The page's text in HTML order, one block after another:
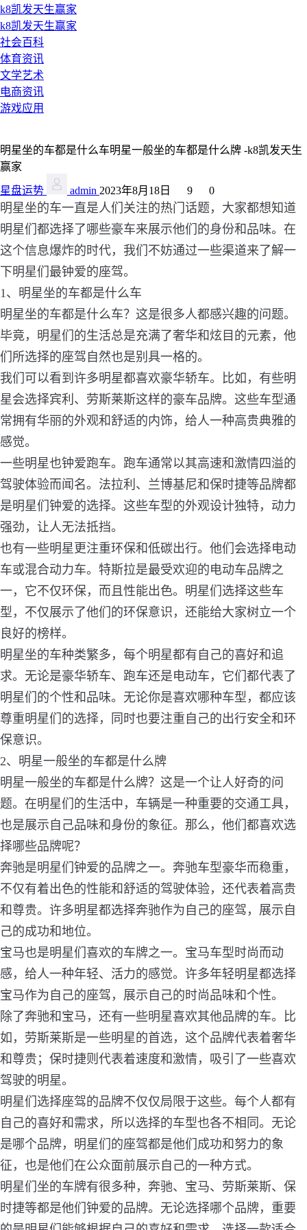
k8凯发天生赢家
k8凯发天生赢家
社会百科
体育资讯
文学艺术
电商资讯
游戏应用
明星坐的车都是什么车明星一般坐的车都是什么牌 -k8凯发天生
赢家
星盘运势 admin 2023年8月18日 9 0
明星坐的车一直是人们关注的热门话题，大家都想知道
明星们都选择了哪些豪车来展示他们的身份和品味。在
这个信息爆炸的时代，我们不妨通过一些渠道来了解一
下明星们最钟爱的座驾。
1、明星坐的车都是什么车
明星坐的车都是什么车？这是很多人都感兴趣的问题。
毕竟，明星们的生活总是充满了奢华和炫目的元素，他
们所选择的座驾自然也是别具一格的。
我们可以看到许多明星都喜欢豪华轿车。比如，有些明
星会选择宾利、劳斯莱斯这样的豪车品牌。这些车型通
常拥有华丽的外观和舒适的内饰，给人一种高贵典雅的
感觉。
一些明星也钟爱跑车。跑车通常以其高速和激情四溢的
驾驶体验而闻名。法拉利、兰博基尼和保时捷等品牌都
是明星们钟爱的选择。这些车型的外观设计独特，动力
强劲，让人无法抵挡。
也有一些明星更注重环保和低碳出行。他们会选择电动
车或混合动力车。特斯拉是最受欢迎的电动车品牌之
一，它不仅环保，而且性能出色。明星们选择这些车
型，不仅展示了他们的环保意识，还能给大家树立一个
良好的榜样。
明星坐的车种类繁多，每个明星都有自己的喜好和追
求。无论是豪华轿车、跑车还是电动车，它们都代表了
明星们的个性和品味。无论你是喜欢哪种车型，都应该
尊重明星们的选择，同时也要注重自己的出行安全和环
保意识。
2、明星一般坐的车都是什么牌
明星一般坐的车都是什么牌？这是一个让人好奇的问
题。在明星们的生活中，车辆是一种重要的交通工具，
也是展示自己品味和身份的象征。那么，他们都喜欢选
择哪些品牌呢？
奔驰是明星们钟爱的品牌之一。奔驰车型豪华而稳重，
不仅有着出色的性能和舒适的驾驶体验，还代表着高贵
和尊贵。许多明星都选择奔驰作为自己的座驾，展示自
己的成功和地位。
宝马也是明星们喜欢的车牌之一。宝马车型时尚而动
感，给人一种年轻、活力的感觉。许多年轻明星都选择
宝马作为自己的座驾，展示自己的时尚品味和个性。
除了奔驰和宝马，还有一些明星喜欢其他品牌的车。比
如，劳斯莱斯是一些明星的首选，这个品牌代表着奢华
和尊贵；保时捷则代表着速度和激情，吸引了一些喜欢
驾驶的明星。
明星们选择座驾的品牌不仅仅局限于这些。每个人都有
自己的喜好和需求，所以选择的车型也各不相同。无论
是哪个品牌，明星们的座驾都是他们成功和努力的象
征，也是他们在公众面前展示自己的一种方式。
明星们坐的车牌有很多种，奔驰、宝马、劳斯莱斯、保
时捷等都是他们钟爱的品牌。无论选择哪个品牌，重要